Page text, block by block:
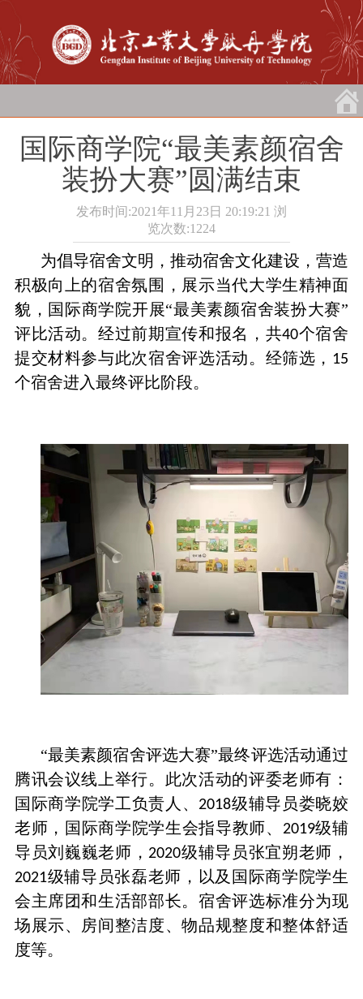
国际商学院“最美素颜宿舍
装扮大赛”圆满结束
发布时间:2021年11月23日 20:19:21 浏
览次数:1224
为倡导宿舍文明，推动宿舍文化建设，营造
积极向上的宿舍氛围，展示当代大学生精神面
貌，国际商学院开展“最美素颜宿舍装扮大赛”
评比活动。经过前期宣传和报名，共40个宿舍
提交材料参与此次宿舍评选活动。经筛选， 15
个宿舍进入最终评比阶段。
“最美素颜宿舍评选大赛”最终评选活动通过
腾讯会议线上举行。此次活动的评委老师有：
国际商学院学工负责人、 2018级辅导员娄晓姣
老师，国际商学院学生会指导教师、
2019级辅
导员刘巍巍老师， 2020级辅导员张宜朔老师，
2021级辅导员张磊老师，以及国际商学院学生
会主席团和生活部部长。宿舍评选标准分为现
场展示、房间整洁度、物品规整度和整体舒适
度等。